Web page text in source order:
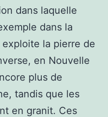
dans laquelle
dans la
la pierre de
en Nouvelle
plus de
tandis que les
en granit. Ces